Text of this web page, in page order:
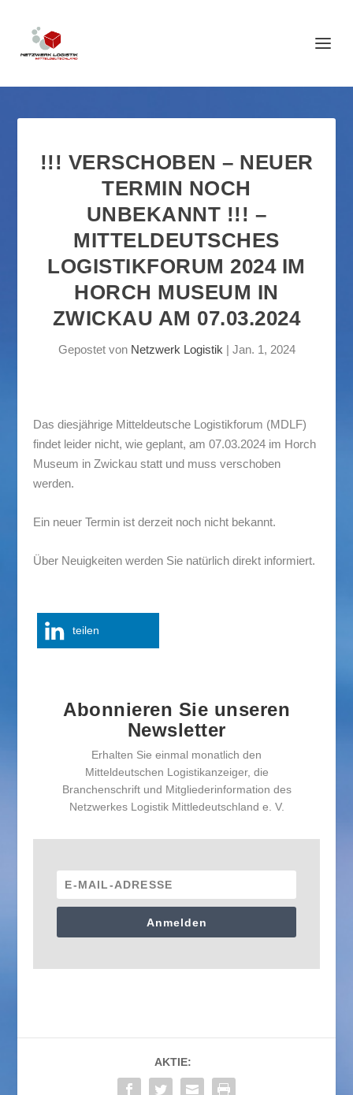
!!! VERSCHOBEN – NEUER
TERMIN NOCH
UNBEKANNT !!! –
MITTELDEUTSCHES
LOGISTIKFORUM 2024 IM
HORCH MUSEUM IN
ZWICKAU AM 07.03.2024
Gepostet von Netzwerk Logistik | Jan. 1, 2024
Das diesjährige Mitteldeutsche Logistikforum (MDLF)
findet leider nicht, wie geplant, am 07.03.2024 im Horch
Museum in Zwickau statt und muss verschoben
werden.
Ein neuer Termin ist derzeit noch nicht bekannt.
Über Neuigkeiten werden Sie natürlich direkt informiert.
teilen
Abonnieren Sie unseren
Newsletter
Erhalten Sie einmal monatlich den
Mitteldeutschen Logistikanzeiger, die
Branchenschrift und Mitgliederinformation des
Netzwerkes Logistik Mittledeutschland e. V.
Anmelden
AKTIE: